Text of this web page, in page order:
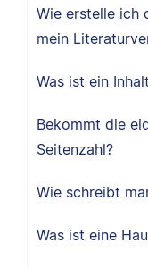
Wie erstelle ich
mein
Was ist ein
Bekommt die
Seitenzahl?
Wie schreibt
Was ist eine